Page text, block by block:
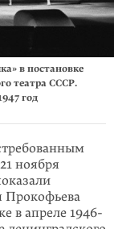
в постановке
театра СССР.
год
ноября
Прокофьева
в апреле 1946-